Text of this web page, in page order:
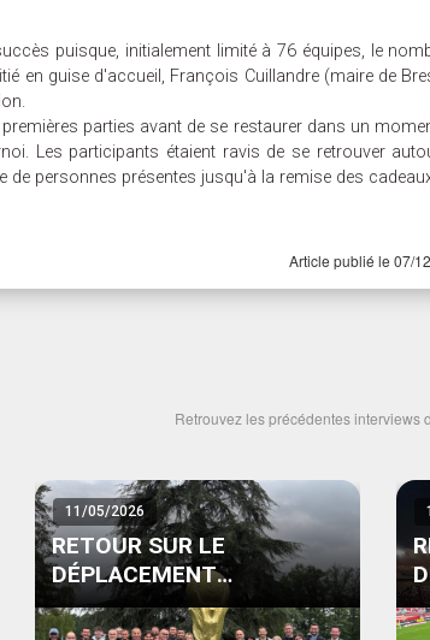
puisque, initialement limité à 76 équipes, le
en guise d'accueil, François Cuillandre (maire de
parties avant de se restaurer dans un
Les participants étaient ravis de se retrouver
de personnes présentes jusqu'à la remise des
Article publié le 07/
Retrouvez les précédentes interviews
11/05/2026
RETOUR SUR LE
DÉPLACEMENT
PARTENAIRES À PARIS